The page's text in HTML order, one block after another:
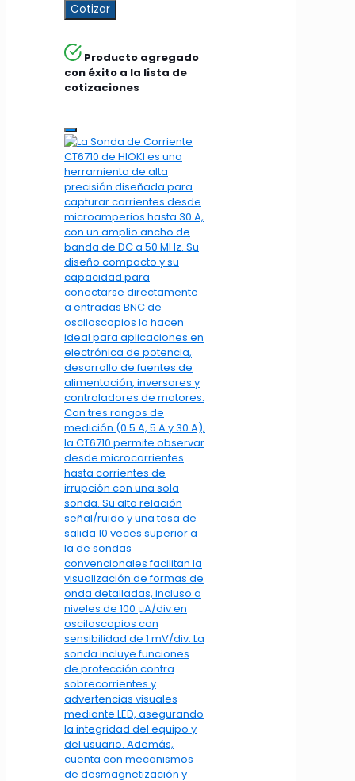
Cotizar
Producto agregado
con éxito a la lista de
cotizaciones